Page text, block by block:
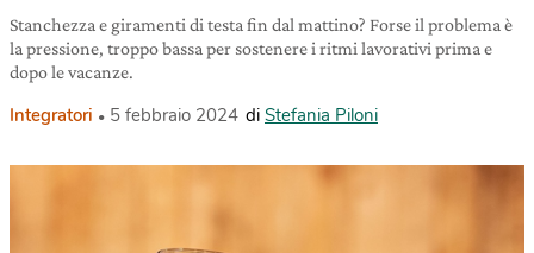
Stanchezza e giramenti di testa fin dal mattino? Forse il problema è
la pressione, troppo bassa per sostenere i ritmi lavorativi prima e
dopo le vacanze.
Integratori 5 febbraio 2024 di Stefania Piloni